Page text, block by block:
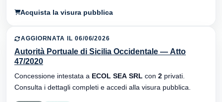
Acquista la visura pubblica
AGGIORNATA IL 06/06/2026
Autorità Portuale di Sicilia Occidentale — Atto
47/2020
Concessione intestata a ECOL SEA SRL con 2 privati.
Consulta i dettagli completi e accedi alla visura pubblica.